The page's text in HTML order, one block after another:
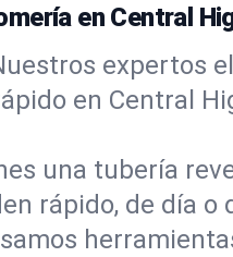
en Central
expertos
en Central
una tubería
rápido, de día